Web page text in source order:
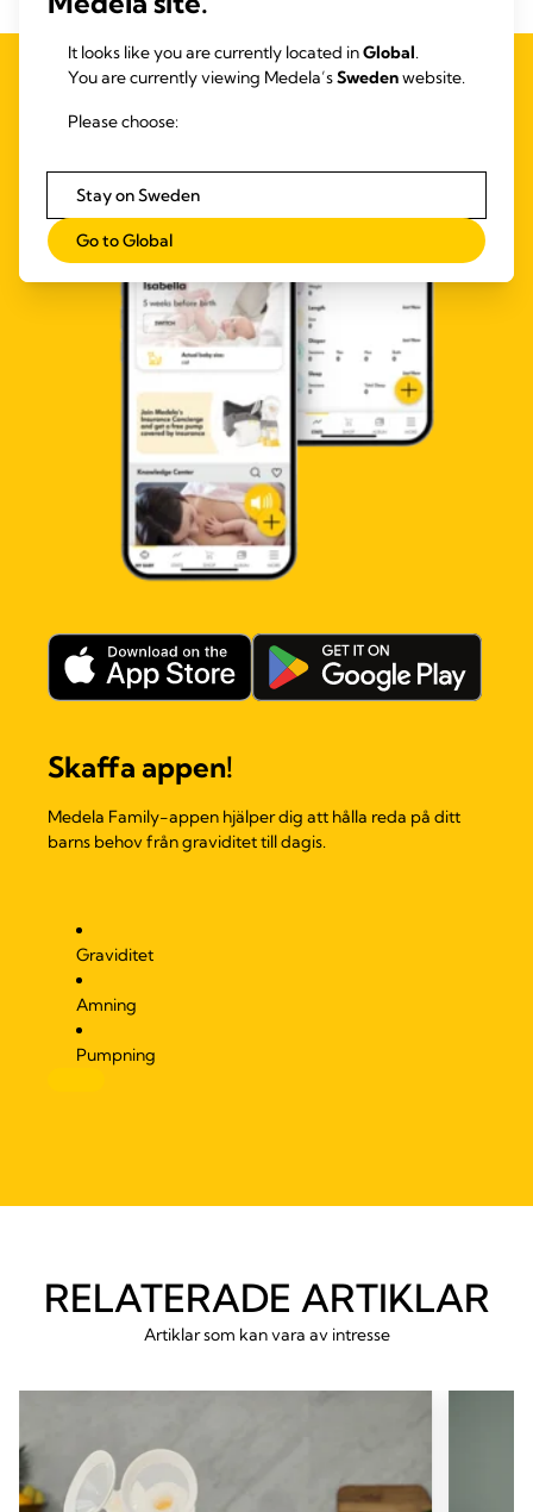
Skaffa appen!
Medela Family-appen hjälper dig att hålla reda på ditt
barns behov från graviditet till dagis.
Graviditet
Amning
Pumpning
RELATERADE ARTIKLAR
Artiklar som kan vara av intresse
It looks like you are currently located inGlobal.
You are currently viewing Medela’sSwedenwebsite.
Please choose:
Stay on Sweden
Go to Global